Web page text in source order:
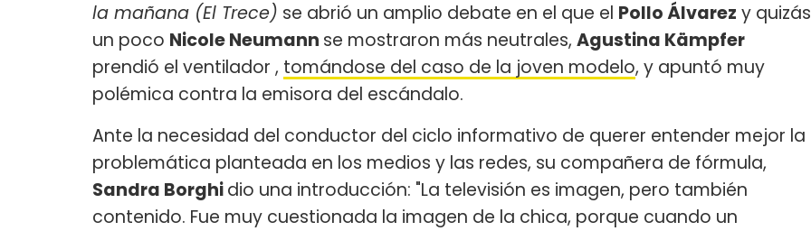
la mañana (El Trece) se abrió un amplio debate en el que el Pollo Álvarez y quizás
un poco Nicole Neumann se mostraron más neutrales, Agustina Kämpfer
prendió el ventilador , tomándose del caso de la joven modelo, y apuntó muy
polémica contra la emisora del escándalo.
Ante la necesidad del conductor del ciclo informativo de querer entender mejor la
problemática planteada en los medios y las redes, su compañera de fórmula,
Sandra Borghidio una introducción: "La televisión es imagen, pero también
contenido. Fue muy cuestionada la imagen de la chica, porque cuando un